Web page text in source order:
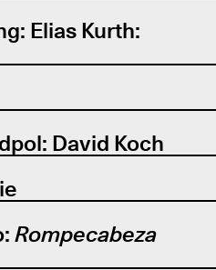
Elias Kurth:
David Koch
Rompecabeza